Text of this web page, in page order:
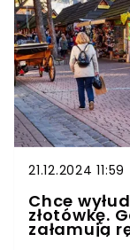
21.12.2024 11:59
Chce
złotówkę.
załamują